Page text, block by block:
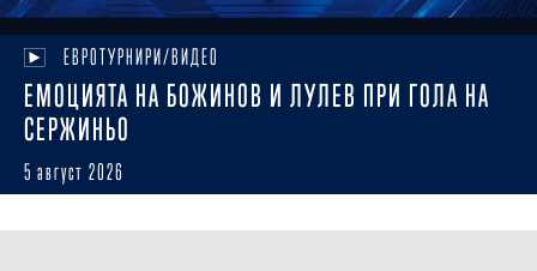
ЕВРОТУРНИРИ/ВИДЕО
ЕМОЦИЯТА НА БОЖИНОВ И ЛУЛЕВ ПРИ ГОЛА НА
СЕРЖИНЬО
5 август 2026